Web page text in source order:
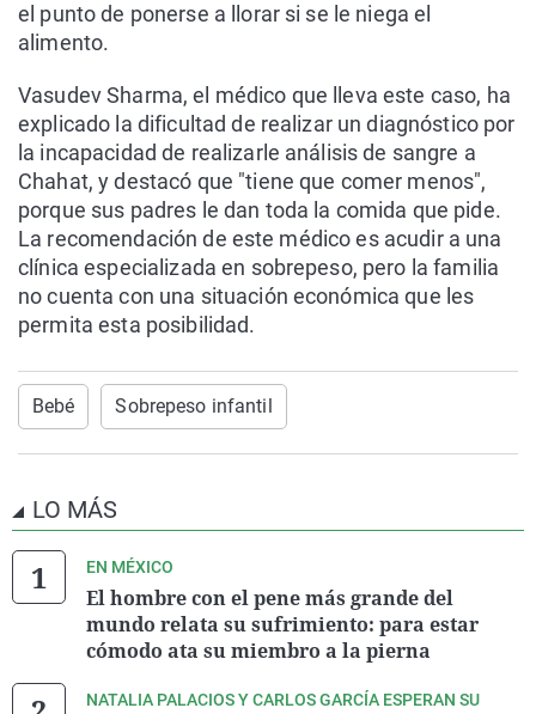
el punto de ponerse a llorar si se le niega el
alimento.
Vasudev Sharma, el médico que lleva este caso, ha
explicado la dificultad de realizar un diagnóstico por
la incapacidad de realizarle análisis de sangre a
Chahat, y destacó que "tiene que comer menos",
porque sus padres le dan toda la comida que pide.
La recomendación de este médico es acudir a una
clínica especializada en sobrepeso, pero la familia
no cuenta con una situación económica que les
permita esta posibilidad.
Bebé Sobrepeso infantil
LO MÁS
EN MÉXICO
El hombre con el pene más grande del
mundo relata su sufrimiento: para estar
cómodo ata su miembro a la pierna
NATALIA PALACIOS Y CARLOS GARCÍA ESPERAN SU